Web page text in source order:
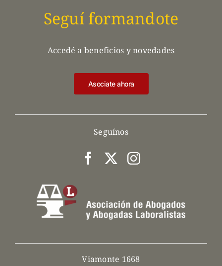
Viamonte 1668
Seguínos
Seguí formandote
Accedé a beneficios y novedades
Asociate ahora